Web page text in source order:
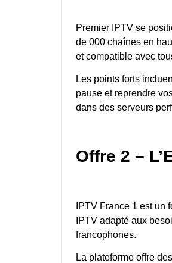
Premier IPTV se
de 000 chaînes en
et compatible avec
Les points forts
pause et reprendre
dans des serveurs
Offre 2 –
IPTV France 1 est
IPTV adapté aux
francophones.
La plateforme offre